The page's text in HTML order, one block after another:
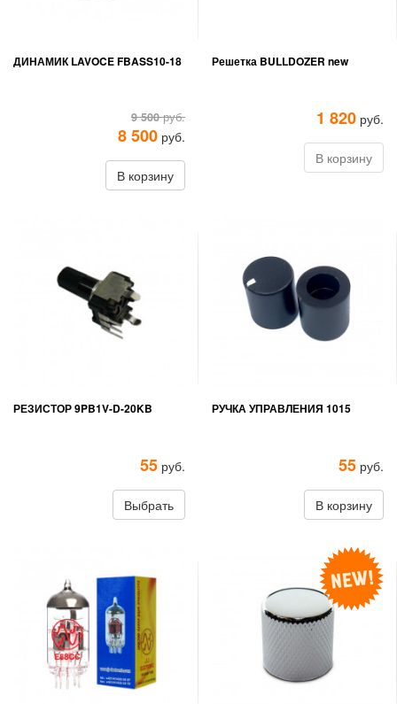
ДИНАМИК LAVOCE FBASS10-18
9 500руб.
8 500 руб.
В корзину
Решетка BULLDOZER new
1 820 руб.
В корзину
РЕЗИСТОР 9PB1V-D-20KB
55 руб.
Выбрать
РУЧКА УПРАВЛЕНИЯ 1015
55 руб.
В корзину